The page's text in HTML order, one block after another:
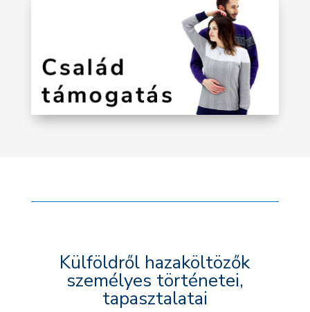
Külföldről hazaköltözők
személyes történetei,
tapasztalatai